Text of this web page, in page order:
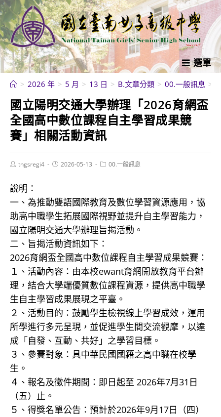
跳
轉
至
主
要
內
選單
> 2026 年 > 5 月 > 13 日 > B.文章分類 > 00.一般訊息 >
國立陽明交通大學辦理「2026育網盃
全國高中數位課程自主學習成果競
賽」相關活動資訊
Posttngsregi4
Post2026-05-13
Post00.一般訊息
說明：
一、為推動雙語國際教育及數位學習資源應用，協
助高中職學生拓展國際視野並提升自主學習能力，
國立陽明交通大學辦理旨揭活動。
二、旨揭活動資訊如下：
2026育網盃全國高中數位課程自主學習成果競賽：
１、活動內容：由本校ewant育網開放教育平台辦
理，結合大學端優質數位課程資源，提供高中職學
生自主學習成果展現之平臺。
２、活動目的：鼓勵學生檢視線上學習成效，運用
所學進行多元呈現，並促進學生間交流觀摩，以達
成「自發、互動、共好」之學習目標。
３、參賽對象：具中華民國國籍之高中職在校學
生。
４、報名及徵件期間：即日起至 2026年7月31日
（五）止。
５、得獎名單公告：預計於2026年9月17日（四）